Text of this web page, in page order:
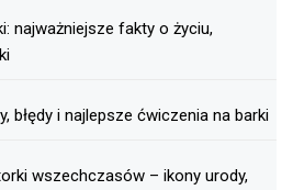
najważniejsze fakty o życiu,
błędy i najlepsze ćwiczenia na barki
wszechczasów – ikony urody,